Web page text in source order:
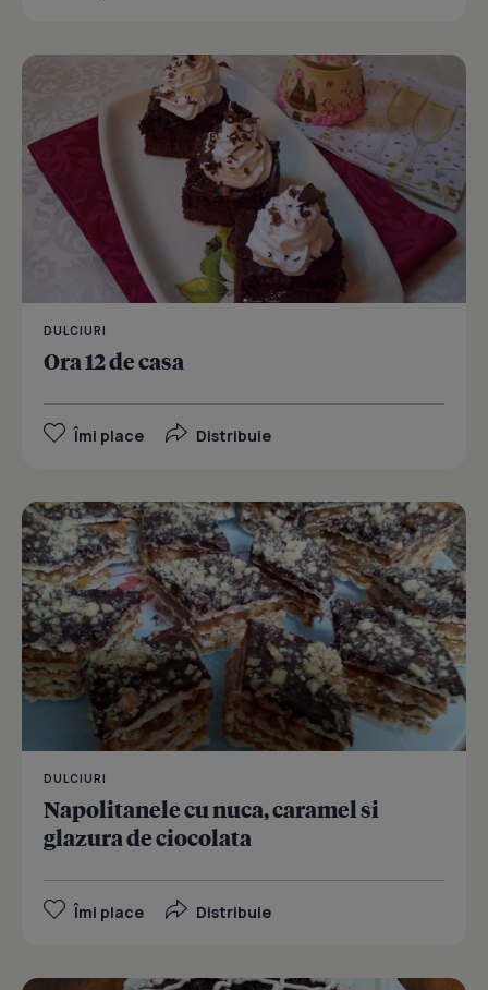
DULCIURI
Ora 12 de casa
Îmi place Distribuie
DULCIURI
Napolitanele cu nuca, caramel si
glazura de ciocolata
Îmi place Distribuie